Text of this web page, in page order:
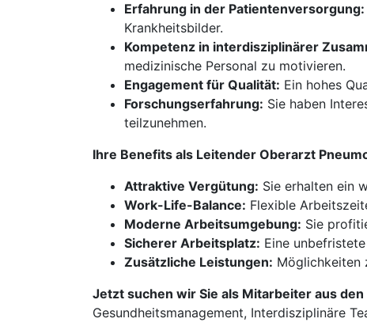
Erfahrung in der Patientenversorgung:
Krankheitsbilder.
Kompetenz in interdisziplinärer
medizinische Personal zu motivieren.
Engagement für Qualität: Ein hohes
Forschungserfahrung: Sie haben
teilzunehmen.
Ihre Benefits als Leitender Oberarzt
Attraktive Vergütung: Sie erhalten ein
Work-Life-Balance: Flexible
Moderne Arbeitsumgebung: Sie
Sicherer Arbeitsplatz: Eine
Zusätzliche Leistungen: Möglichkeiten
Jetzt suchen wir Sie als Mitarbeiter aus
Gesundheitsmanagement, Interdisziplinäre